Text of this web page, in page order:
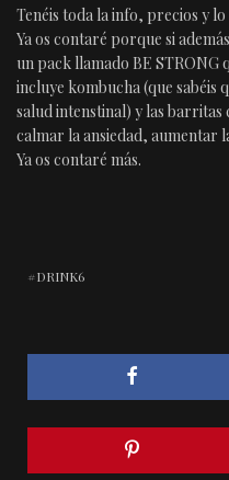
Tenéis toda la info, precios y
Ya os contaré porque si
un pack llamado BE STRONG
incluye kombucha (que sabéis
salud intenstinal) y las
calmar la ansiedad, aumentar
Ya os contaré más.
DRINK6